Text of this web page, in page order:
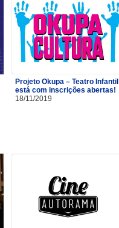
Projeto Okupa – Teatro Infantil
está com inscrições abertas!
18/11/2019